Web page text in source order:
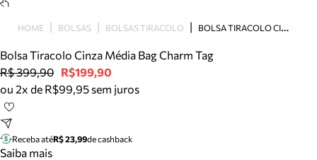
Bolsa
Tamanco
Tênis
Mule
Tire dúvidas sobre pedidos, devoluções e mais.
HOME BOLSAS BOLSAS TIRACOLO B
OLSA TIRACOLO CINZA MÉDIA BAG CHARM TAG
Bolsa Tiracolo Cinza Média Bag Charm Tag
R$ 399,90 R$199,90
ou 2x de R$99,95 sem juros
Receba atéR$ 23,99de cashback
Saiba mais